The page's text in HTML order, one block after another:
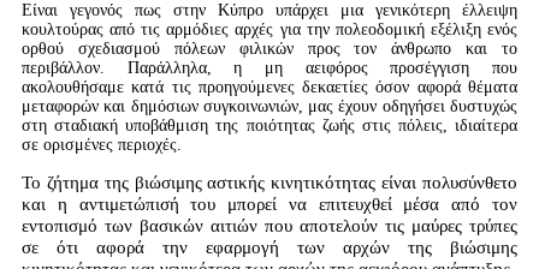
Είναι γεγονός πως στην Κύπρο υπάρχει μια γενικότερη έλλειψη
κουλτούρας από τις αρμόδιες αρχές για την πολεοδομική εξέλιξη ενός
ορθού σχεδιασμού πόλεων φιλικών προς τον άνθρωπο και το
περιβάλλον. Παράλληλα, η μη αειφόρος προσέγγιση που
ακολουθήσαμε κατά τις προηγούμενες δεκαετίες όσον αφορά θέματα
μεταφορών και δημόσιων συγκοινωνιών, μας έχουν οδηγήσει δυστυχώς
στη σταδιακή υποβάθμιση της ποιότητας ζωής στις πόλεις, ιδιαίτερα
σε ορισμένες περιοχές.
To ζήτημα της βιώσιμης αστικής κινητικότητας είναι πολυσύνθετο
και η αντιμετώπισή του μπορεί να επιτευχθεί μέσα από τον
εντοπισμό των βασικών αιτιών που αποτελούν τις μαύρες τρύπες
σε ότι αφορά την εφαρμογή των αρχών της βιώσιμης